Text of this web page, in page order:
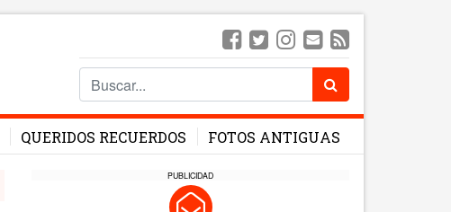
QUERIDOS RECUERDOS FOTOS ANTIGUAS
PUBLICIDAD